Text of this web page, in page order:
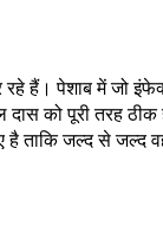
रहे हैं। पेशाब में
को पूरी तरह
है ताकि जल्द से जल्द